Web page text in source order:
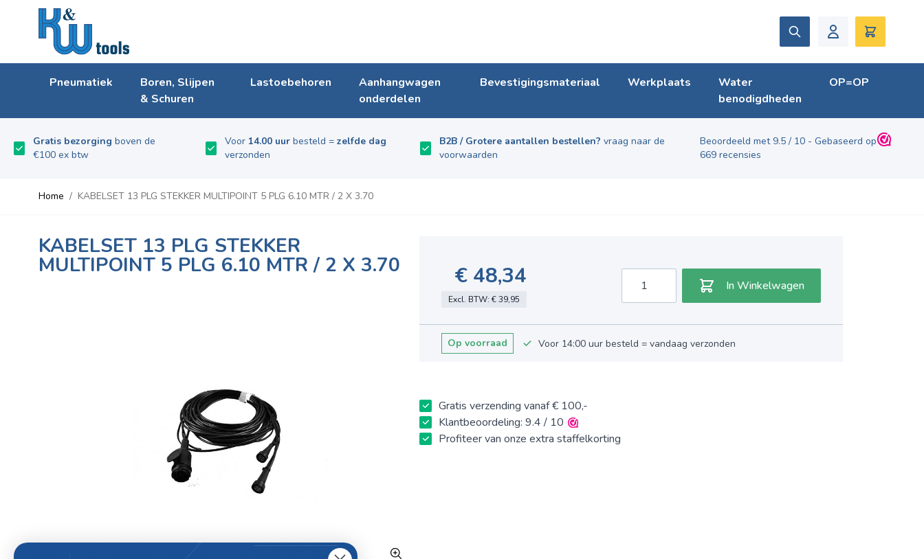
Ga naar de inhoud
Zoek
Pneumatiek
Boren, Slijpen
& Schuren
Lastoebehoren
Aanhangwagen
onderdelen
Bevestigingsmateriaal Werkplaats
Water
benodigdheden
OP=OP
Gratis bezorging boven de
€100 ex btw
Voor 14.00 uurbesteld = zelfde dag
verzonden
B2B / Grotere aantallen bestellen? vraag naar de
voorwaarden
Beoordeeld met 9.5 / 10 - Gebaseerd op
669 recensies
Home / KABELSET 13 PLG STEKKER MULTIPOINT 5 PLG 6.10 MTR / 2 X 3.70
KABELSET 13 PLG STEKKER
MULTIPOINT 5 PLG 6.10 MTR / 2 X 3.70 € 48,34
Excl. BTW: € 39,95
In Winkelwagen
Op voorraad Voor 14:00 uur besteld = vandaag verzonden
Gratis verzending vanaf € 100,-
Klantbeoordeling: 9.4 / 10
Profiteer van onze extra staffelkorting